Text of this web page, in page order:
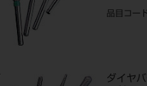
品目コー
ダイヤ